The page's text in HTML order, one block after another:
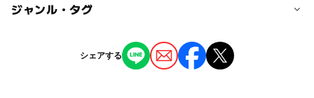
※掲載の情報は天候や主催者側の都合などにより変更にな
情報提供：イベントバンク
ジャンル・タグ
GW(ゴールデンウィーク)
シェアする